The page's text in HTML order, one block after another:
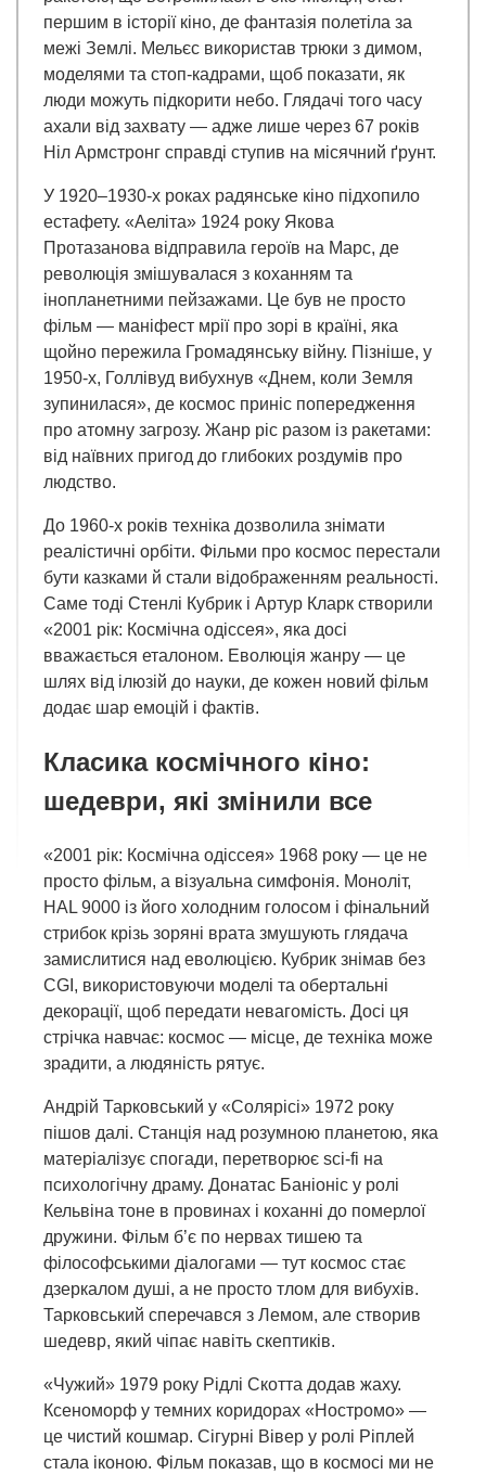
першим в історії кіно, де фантазія полетіла за
межі Землі. Мельєс використав трюки з димом,
моделями та стоп-кадрами, щоб показати, як
люди можуть підкорити небо. Глядачі того часу
ахали від захвату — адже лише через 67 років
Ніл Армстронг справді ступив на місячний ґрунт.
У 1920–1930-х роках радянське кіно підхопило
естафету. «Аеліта» 1924 року Якова
Протазанова відправила героїв на Марс, де
революція змішувалася з коханням та
інопланетними пейзажами. Це був не просто
фільм — маніфест мрії про зорі в країні, яка
щойно пережила Громадянську війну. Пізніше, у
1950-х, Голлівуд вибухнув «Днем, коли Земля
зупинилася», де космос приніс попередження
про атомну загрозу. Жанр ріс разом із ракетами:
від наївних пригод до глибоких роздумів про
людство.
До 1960-х років техніка дозволила знімати
реалістичні орбіти. Фільми про космос перестали
бути казками й стали відображенням реальності.
Саме тоді Стенлі Кубрик і Артур Кларк створили
«2001 рік: Космічна одіссея», яка досі
вважається еталоном. Еволюція жанру — це
шлях від ілюзій до науки, де кожен новий фільм
додає шар емоцій і фактів.
Класика космічного кіно:
шедеври, які змінили все
«2001 рік: Космічна одіссея» 1968 року — це не
просто фільм, а візуальна симфонія. Моноліт,
HAL 9000 із його холодним голосом і фінальний
стрибок крізь зоряні врата змушують глядача
замислитися над еволюцією. Кубрик знімав без
CGI, використовуючи моделі та обертальні
декорації, щоб передати невагомість. Досі ця
стрічка навчає: космос — місце, де техніка може
зрадити, а людяність рятує.
Андрій Тарковський у «Солярісі» 1972 року
пішов далі. Станція над розумною планетою, яка
матеріалізує спогади, перетворює sci-fi на
психологічну драму. Донатас Баніоніс у ролі
Кельвіна тоне в провинах і коханні до померлої
дружини. Фільм б’є по нервах тишею та
філософськими діалогами — тут космос стає
дзеркалом душі, а не просто тлом для вибухів.
Тарковський сперечався з Лемом, але створив
шедевр, який чіпає навіть скептиків.
«Чужий» 1979 року Рідлі Скотта додав жаху.
Ксеноморф у темних коридорах «Ностромо» —
це чистий кошмар. Сігурні Вівер у ролі Ріплей
стала іконою. Фільм показав, що в космосі ми не